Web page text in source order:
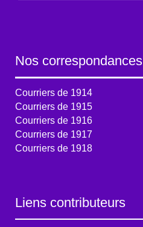
Nos correspondances
Courriers de 1914
Courriers de 1915
Courriers de 1916
Courriers de 1917
Courriers de 1918
Liens contributeurs